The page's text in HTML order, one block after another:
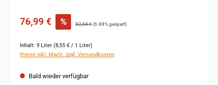
Verkaufspreis:
76,99 € % Regulärer Preis:
82,68 €(6.88% gespart)
Inhalt: 9 Liter (8,55 € / 1 Liter)
Preise inkl. MwSt. zzgl. Versandkosten
Bald wieder verfügbar